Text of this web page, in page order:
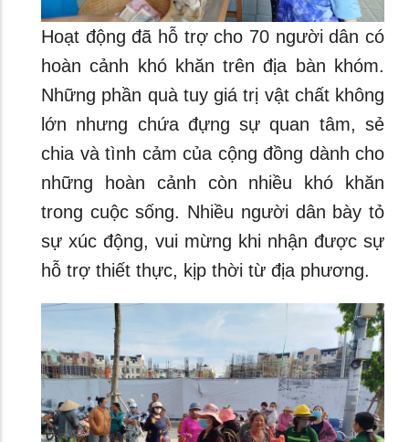
Hoạt động đã hỗ trợ cho 70 người dân có
hoàn cảnh khó khăn trên địa bàn khóm.
Những phần quà tuy giá trị vật chất không
lớn nhưng chứa đựng sự quan tâm, sẻ
chia và tình cảm của cộng đồng dành cho
những hoàn cảnh còn nhiều khó khăn
trong cuộc sống. Nhiều người dân bày tỏ
sự xúc động, vui mừng khi nhận được sự
hỗ trợ thiết thực, kịp thời từ địa phương.